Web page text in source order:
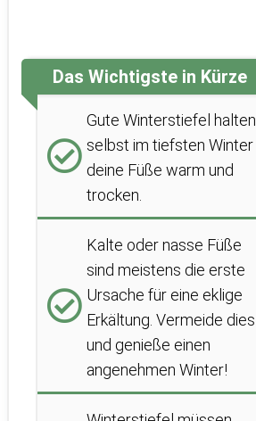
Das Wichtigste in Kürze
Gute Winterstiefel halten
selbst im tiefsten Winter
deine Füße warm und
trocken.
Kalte oder nasse Füße
sind meistens die erste
Ursache für eine eklige
Erkältung. Vermeide dies
und genieße einen
angenehmen Winter!